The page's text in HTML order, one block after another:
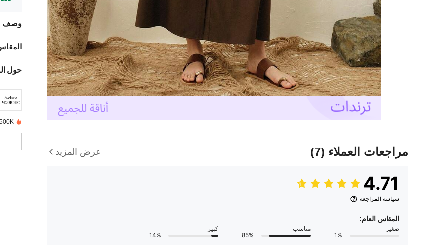
مراجعات العملاء (7) عرض المزيد
4.71
سياسة المراجعة
المقاس العام:
صغير
1%
مناسب
85%
كبير
14%
وصف
حول
500K+ تم بيعها مؤخرًا